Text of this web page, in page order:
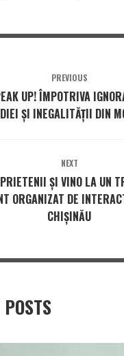
PREVIOUS
UP! ÎMPOTRIVA
ȘI INEGALITĂȚII DIN
NEXT
ȘI VINO LA UN
ORGANIZAT DE
CHIȘINĂU